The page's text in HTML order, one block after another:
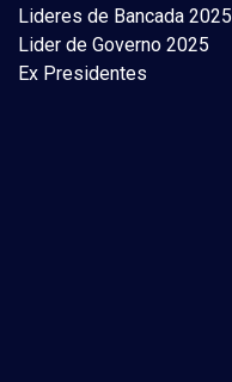
Lideres de Bancada 2025
Lider de Governo 2025
Ex Presidentes